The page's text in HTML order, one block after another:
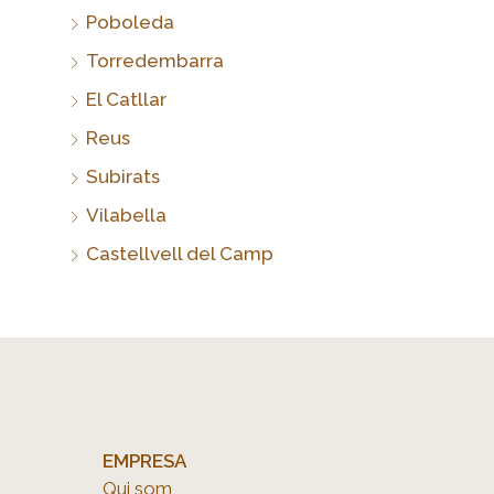
Poboleda
Torredembarra
El Catllar
Reus
Subirats
Vilabella
Castellvell del Camp
EMPRESA
Qui som